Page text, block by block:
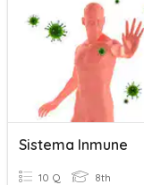
Sistema Inmune
10 Q 8th